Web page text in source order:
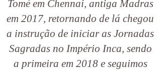
Tomé em Chennai, antiga Madras
em 2017, retornando de lá chegou
a instrução de iniciar as Jornadas
Sagradas no Império Inca, sendo
a primeira em 2018 e seguimos